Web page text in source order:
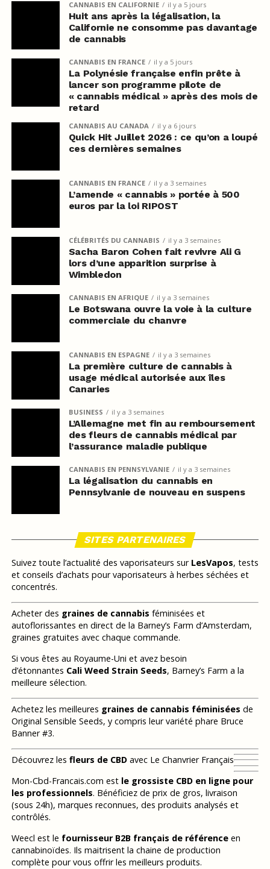
CANNABIS EN CALIFORNIE il y a 5 jours
Huit ans après la légalisation, la
Californie ne consomme pas davantage
de cannabis
CANNABIS EN FRANCE il y a 5 jours
La Polynésie française enfin prête à
lancer son programme pilote de
« cannabis médical » après des mois de
retard
CANNABIS AU CANADA il y a 6 jours
Quick Hit Juillet 2026 : ce qu’on a loupé
ces dernières semaines
CANNABIS EN FRANCE il y a 3 semaines
L’amende « cannabis » portée à 500
euros par la loi RIPOST
CÉLÉBRITÉS DU CANNABIS il y a 3 semaines
Sacha Baron Cohen fait revivre Ali G
lors d’une apparition surprise à
Wimbledon
CANNABIS EN AFRIQUE il y a 3 semaines
Le Botswana ouvre la voie à la culture
commerciale du chanvre
CANNABIS EN ESPAGNE il y a 3 semaines
La première culture de cannabis à
usage médical autorisée aux îles
Canaries
BUSINESS il y a 3 semaines
L’Allemagne met fin au remboursement
des fleurs de cannabis médical par
l’assurance maladie publique
CANNABIS EN PENNSYLVANIE il y a 3 semaines
La légalisation du cannabis en
Pennsylvanie de nouveau en suspens
SITES PARTENAIRES
Suivez toute l’actualité des vaporisateurs sur LesVapos, tests
et conseils d’achats pour vaporisateurs à herbes séchées et
concentrés.
Acheter des graines de cannabis féminisées et
autoflorissantes en direct de la Barney’s Farm d’Amsterdam,
graines gratuites avec chaque commande.
Si vous êtes au Royaume-Uni et avez besoin
d’étonnantes Cali Weed Strain Seeds, Barney’s Farm a la
meilleure sélection.
Achetez les meilleures graines de cannabis féminisées de
Original Sensible Seeds, y compris leur variété phare Bruce
Banner #3.
Découvrez les fleurs de CBDavec Le Chanvrier Français
Mon-Cbd-Francais.com est le grossiste CBD en ligne pour
les professionnels. Bénéficiez de prix de gros, livraison
(sous 24h), marques reconnues, des produits analysés et
contrôlés.
Weecl est le fournisseur B2B français de référenceen
cannabinoïdes. Ils maitrisent la chaine de production
complète pour vous offrir les meilleurs produits.